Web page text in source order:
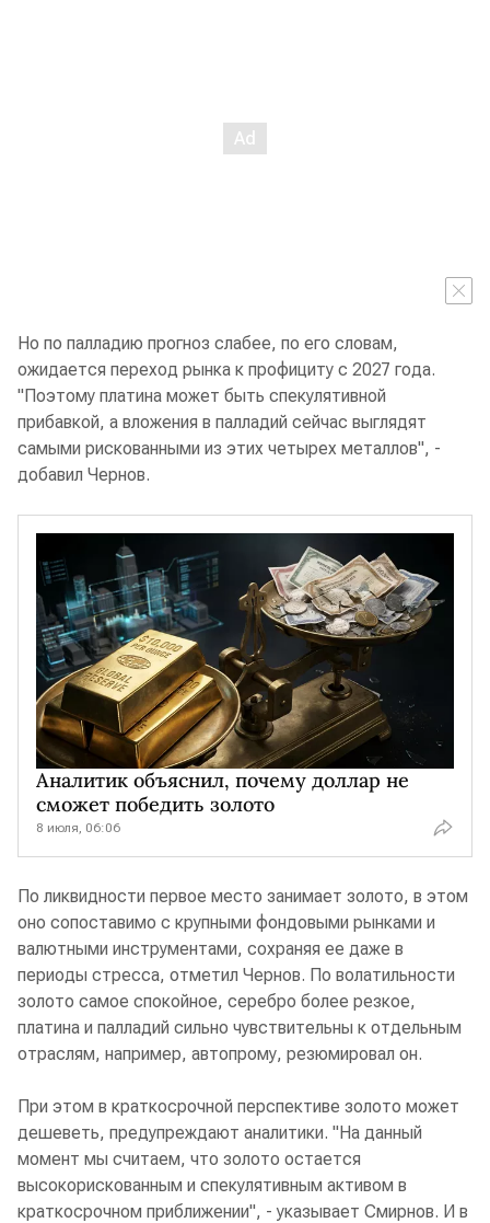
Но по палладию прогноз слабее, по его словам,
ожидается переход рынка к профициту с 2027 года.
"Поэтому платина может быть спекулятивной
прибавкой, а вложения в палладий сейчас выглядят
самыми рискованными из этих четырех металлов", -
добавил Чернов.
Аналитик объяснил, почему доллар не
сможет победить золото
8 июля, 06:06
По ликвидности первое место занимает золото, в этом
оно сопоставимо с крупными фондовыми рынками и
валютными инструментами, сохраняя ее даже в
периоды стресса, отметил Чернов. По волатильности
золото самое спокойное, серебро более резкое,
платина и палладий сильно чувствительны к отдельным
отраслям, например, автопрому, резюмировал он.
При этом в краткосрочной перспективе золото может
дешеветь, предупреждают аналитики. "На данный
момент мы считаем, что золото остается
высокорискованным и спекулятивным активом в
краткосрочном приближении", - указывает Смирнов. И в